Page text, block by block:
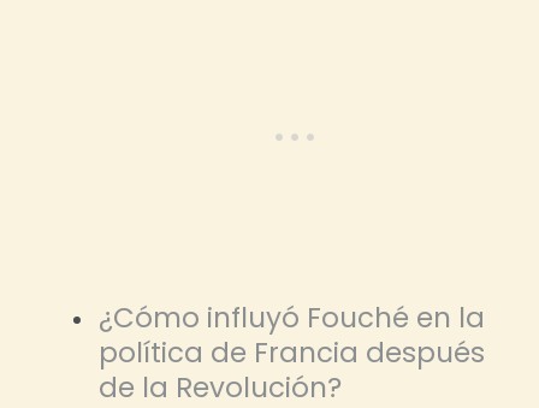
¿Cómo influyó Fouché en la
política de Francia después
de la Revolución?